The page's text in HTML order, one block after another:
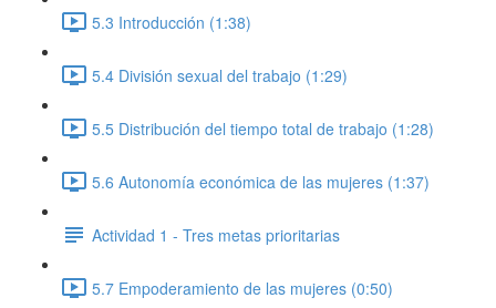
5.3 Introducción (1:38)
5.4 División sexual del trabajo (1:29)
5.5 Distribución del tiempo total de trabajo (1:28)
5.6 Autonomía económica de las mujeres (1:37)
Actividad 1 - Tres metas prioritarias
5.7 Empoderamiento de las mujeres (0:50)